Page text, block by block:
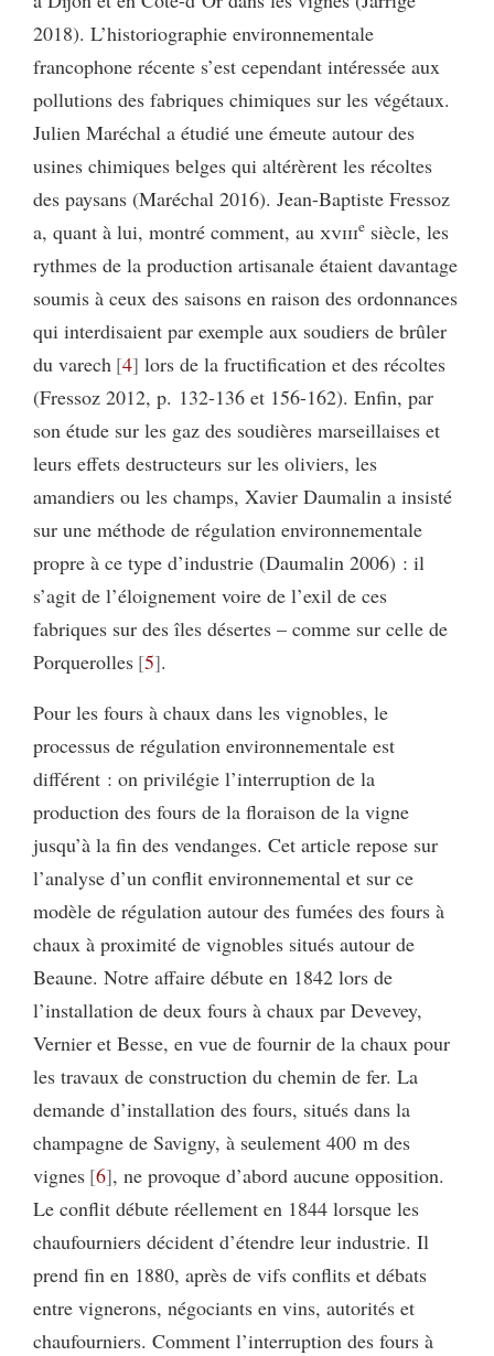
2018). L’historiographie environnementale
francophone récente s’est cependant intéressée aux
pollutions des fabriques chimiques sur les végétaux.
Julien Maréchal a étudié une émeute autour des
usines chimiques belges qui altérèrent les récoltes
des paysans (Maréchal 2016). Jean-Baptiste Fressoz
a, quant à lui, montré comment, au xviiie siècle, les
rythmes de la production artisanale étaient davantage
soumis à ceux des saisons en raison des ordonnances
qui interdisaient par exemple aux soudiers de brûler
du varech 4 lors de la fructification et des récoltes
(Fressoz 2012, p. 132-136 et 156-162). Enfin, par
son étude sur les gaz des soudières marseillaises et
leurs effets destructeurs sur les oliviers, les
amandiers ou les champs, Xavier Daumalin a insisté
sur une méthode de régulation environnementale
propre à ce type d’industrie (Daumalin 2006) : il
s’agit de l’éloignement voire de l’exil de ces
fabriques sur des îles désertes – comme sur celle de
Porquerolles 5 .
Pour les fours à chaux dans les vignobles, le
processus de régulation environnementale est
différent : on privilégie l’interruption de la
production des fours de la floraison de la vigne
jusqu’à la fin des vendanges. Cet article repose sur
l’analyse d’un conflit environnemental et sur ce
modèle de régulation autour des fumées des fours à
chaux à proximité de vignobles situés autour de
Beaune. Notre affaire débute en 1842 lors de
l’installation de deux fours à chaux par Devevey,
Vernier et Besse, en vue de fournir de la chaux pour
les travaux de construction du chemin de fer. La
demande d’installation des fours, situés dans la
champagne de Savigny, à seulement 400 m des
vignes 6 , ne provoque d’abord aucune opposition.
Le conflit débute réellement en 1844 lorsque les
chaufourniers décident d’étendre leur industrie. Il
prend fin en 1880, après de vifs conflits et débats
entre vignerons, négociants en vins, autorités et
chaufourniers. Comment l’interruption des fours à